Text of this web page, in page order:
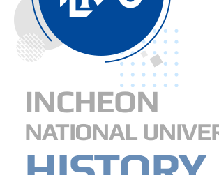
1990년대
1980년대
주요연혁
INCHEON
NATIONAL